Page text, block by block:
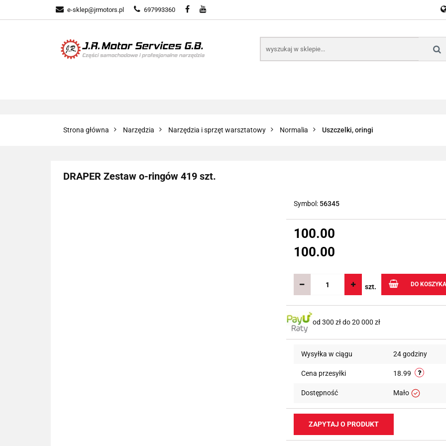
e-sklep@jrmotors.pl 697993360
UKŁADY PALIWOWE
KOMPONENTY ELEKTRONICZNE B2B
Strona główna Narzędzia Narzędzia i sprzęt warsztatowy Normalia Uszczelki, oringi
DRAPER Zestaw o-ringów 419 szt.
Symbol: 56345
100.00
100.00
szt. DO KOSZYKA
od 300 zł do 20 000 zł
Wysyłka w ciągu 24 godziny
Cena przesyłki 18.99
Dostępność Mało
ZAPYTAJ O PRODUKT